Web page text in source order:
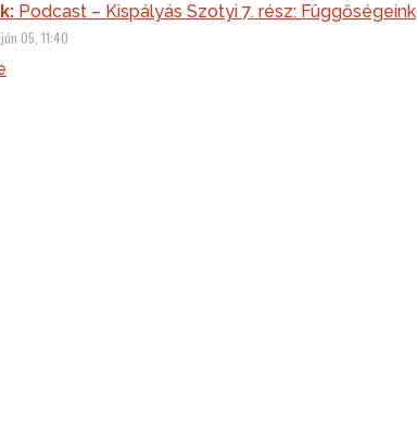
Podcast – Kispályás Szotyi 7. rész: Függőségeink
05, 11:40